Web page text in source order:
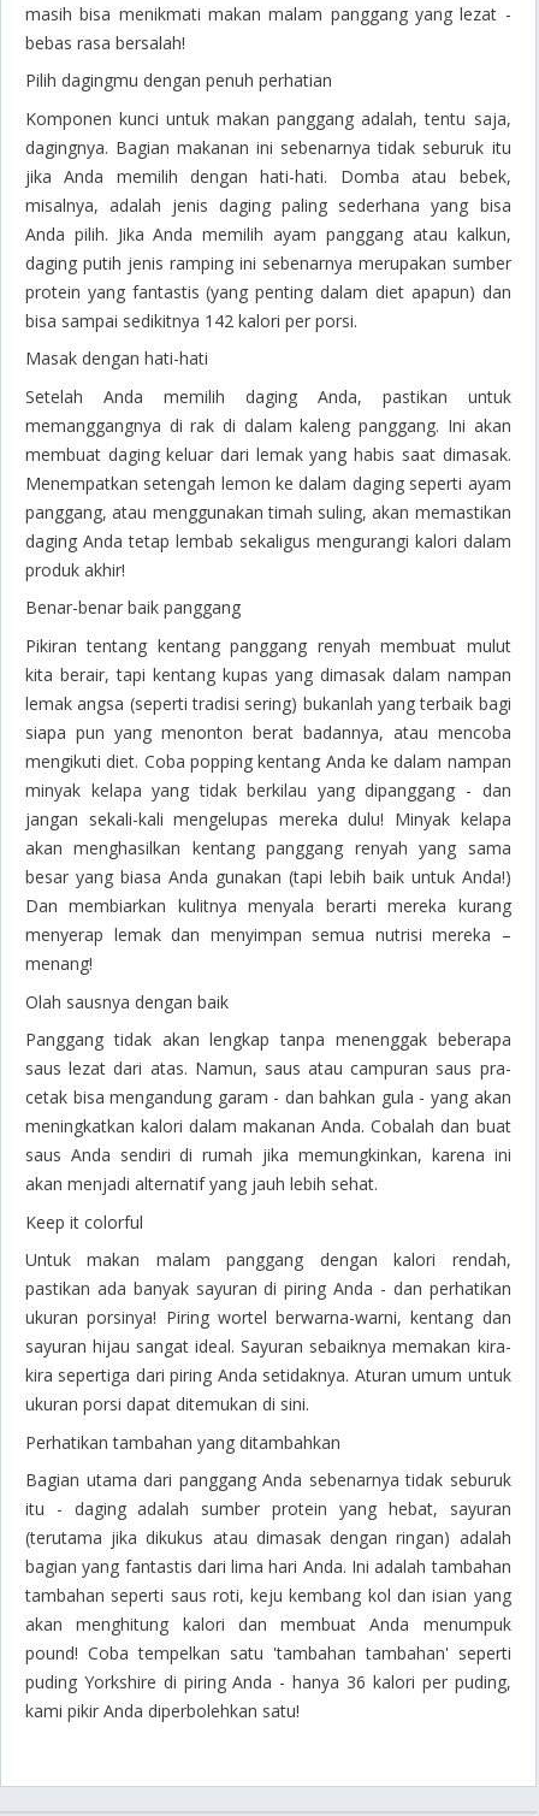
masih bisa menikmati makan malam panggang yang lezat -
bebas rasa bersalah!
Pilih dagingmu dengan penuh perhatian
Komponen kunci untuk makan panggang adalah, tentu saja,
dagingnya. Bagian makanan ini sebenarnya tidak seburuk itu
jika Anda memilih dengan hati-hati. Domba atau bebek,
misalnya, adalah jenis daging paling sederhana yang bisa
Anda pilih. Jika Anda memilih ayam panggang atau kalkun,
daging putih jenis ramping ini sebenarnya merupakan sumber
protein yang fantastis (yang penting dalam diet apapun) dan
bisa sampai sedikitnya 142 kalori per porsi.
Masak dengan hati-hati
Setelah Anda memilih daging Anda, pastikan untuk
memanggangnya di rak di dalam kaleng panggang. Ini akan
membuat daging keluar dari lemak yang habis saat dimasak.
Menempatkan setengah lemon ke dalam daging seperti ayam
panggang, atau menggunakan timah suling, akan memastikan
daging Anda tetap lembab sekaligus mengurangi kalori dalam
produk akhir!
Benar-benar baik panggang
Pikiran tentang kentang panggang renyah membuat mulut
kita berair, tapi kentang kupas yang dimasak dalam nampan
lemak angsa (seperti tradisi sering) bukanlah yang terbaik bagi
siapa pun yang menonton berat badannya, atau mencoba
mengikuti diet. Coba popping kentang Anda ke dalam nampan
minyak kelapa yang tidak berkilau yang dipanggang - dan
jangan sekali-kali mengelupas mereka dulu! Minyak kelapa
akan menghasilkan kentang panggang renyah yang sama
besar yang biasa Anda gunakan (tapi lebih baik untuk Anda!)
Dan membiarkan kulitnya menyala berarti mereka kurang
menyerap lemak dan menyimpan semua nutrisi mereka –
menang!
Olah sausnya dengan baik
Panggang tidak akan lengkap tanpa menenggak beberapa
saus lezat dari atas. Namun, saus atau campuran saus pra-
cetak bisa mengandung garam - dan bahkan gula - yang akan
meningkatkan kalori dalam makanan Anda. Cobalah dan buat
saus Anda sendiri di rumah jika memungkinkan, karena ini
akan menjadi alternatif yang jauh lebih sehat.
Keep it colorful
Untuk makan malam panggang dengan kalori rendah,
pastikan ada banyak sayuran di piring Anda - dan perhatikan
ukuran porsinya! Piring wortel berwarna-warni, kentang dan
sayuran hijau sangat ideal. Sayuran sebaiknya memakan kira-
kira sepertiga dari piring Anda setidaknya. Aturan umum untuk
ukuran porsi dapat ditemukan di sini.
Perhatikan tambahan yang ditambahkan
Bagian utama dari panggang Anda sebenarnya tidak seburuk
itu - daging adalah sumber protein yang hebat, sayuran
(terutama jika dikukus atau dimasak dengan ringan) adalah
bagian yang fantastis dari lima hari Anda. Ini adalah tambahan
tambahan seperti saus roti, keju kembang kol dan isian yang
akan menghitung kalori dan membuat Anda menumpuk
pound! Coba tempelkan satu 'tambahan tambahan' seperti
puding Yorkshire di piring Anda - hanya 36 kalori per puding,
kami pikir Anda diperbolehkan satu!